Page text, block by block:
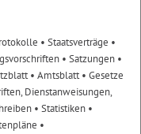
• Staatsverträge •
• Satzungen •
• Amtsblatt• Gesetze
Dienstanweisungen,
• Statistiken •
•